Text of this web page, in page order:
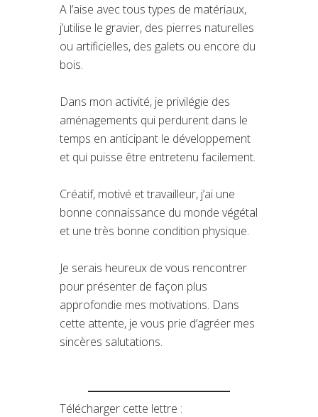
A l’aise avec tous types de matériaux,
j’utilise le gravier, des pierres naturelles
ou artificielles, des galets ou encore du
bois.
Dans mon activité, je privilégie des
aménagements qui perdurent dans le
temps en anticipant le développement
et qui puisse être entretenu facilement.
Créatif, motivé et travailleur, j’ai une
bonne connaissance du monde végétal
et une très bonne condition physique.
Je serais heureux de vous rencontrer
pour présenter de façon plus
approfondie mes motivations. Dans
cette attente, je vous prie d’agréer mes
sincères salutations.
Télécharger cette lettre :